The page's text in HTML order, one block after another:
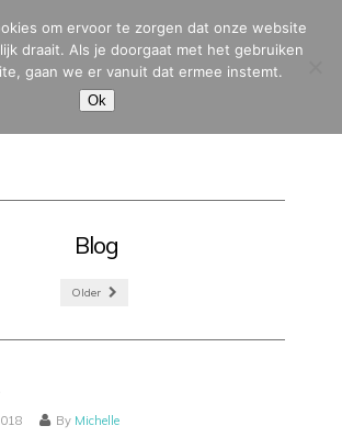
Blog
Older
By Michelle
om ervoor te zorgen dat onze website
draait. Als je doorgaat met het gebruiken
gaan we er vanuit dat ermee instemt.
Ok